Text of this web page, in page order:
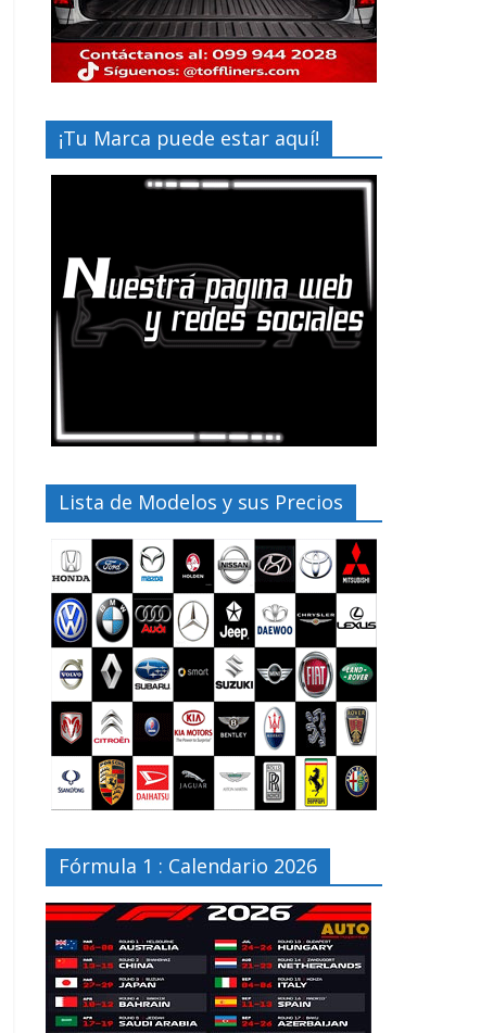
¡Tu Marca puede estar aquí!
Lista de Modelos y sus Precios
Fórmula 1 : Calendario 2026